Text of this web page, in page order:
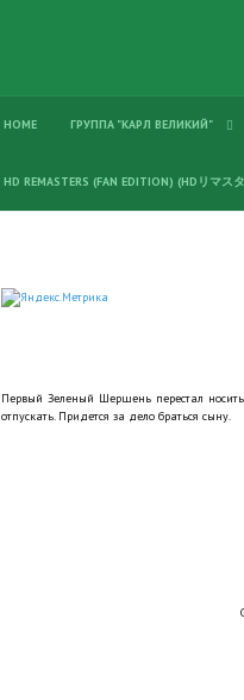
HOME ГРУППА "КАРЛ ВЕЛИКИЙ"
HD REMASTERS (FAN EDITION) (HDリマス
Первый Зеленый Шершень перестал
отпускать. Придется за дело браться сыну.